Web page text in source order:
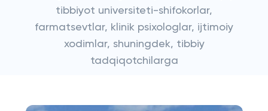
tibbiyot universiteti-shifokorlar,
farmatsevtlar, klinik psixologlar, ijtimoiy
xodimlar, shuningdek, tibbiy
tadqiqotchilarga